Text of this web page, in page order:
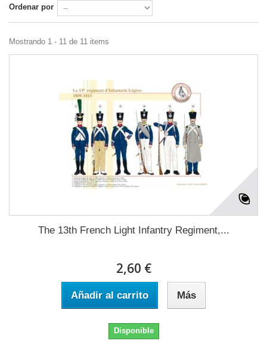
Ordenar por
Mostrando 1 - 11 de 11 items
The 13th French Light Infantry Regiment,...
2,60 €
Añadir al carrito Más
Disponible